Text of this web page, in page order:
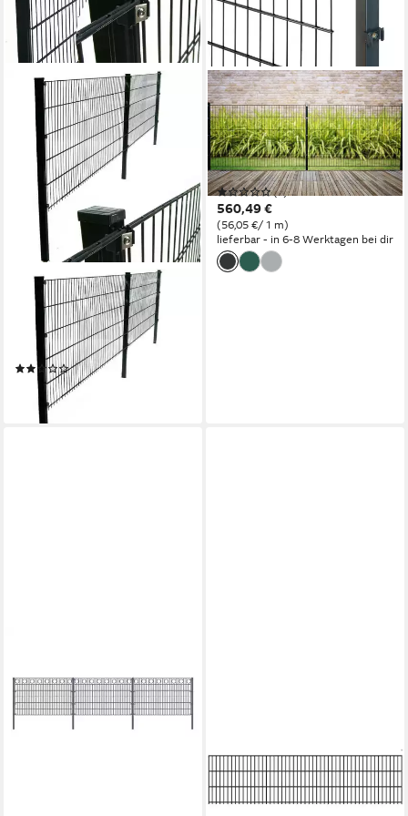
APEX
Doppelstabmattenzaun
Doppelstabmattenzaun inkl.
Pfosten Komplettset
(1)
ab 178,00 €
lieferbar in 2 Wochen
GARDEN 'N' MORE
Doppelstabmattenzaun
Standard, (11-St), 5 Elemente
für 10 m, LxH: 200 x 123 cm,
mit 6 Pfosten
(1)
560,49 €
(56,05 €/ 1 m)
lieferbar - in 6-8 Werktagen bei dir